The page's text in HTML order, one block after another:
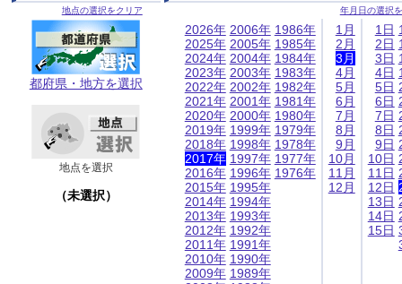
地点の選択をクリア
都府県・地方を選択
地点を選択
（未選択）
年月日の選択
2026年
2025年
2024年
2023年
2022年
2021年
2020年
2019年
2018年
2017年
2016年
2015年
2014年
2013年
2012年
2011年
2010年
2009年
2006年
2005年
2004年
2003年
2002年
2001年
2000年
1999年
1998年
1997年
1996年
1995年
1994年
1993年
1992年
1991年
1990年
1989年
1986年
1985年
1984年
1983年
1982年
1981年
1980年
1979年
1978年
1977年
1976年
1月
2月
3月
4月
5月
6月
7月
8月
9月
10月
11月
12月
1日
2日
3日
4日
5日
6日
7日
8日
9日
10日
11日
12日
13日
14日
15日